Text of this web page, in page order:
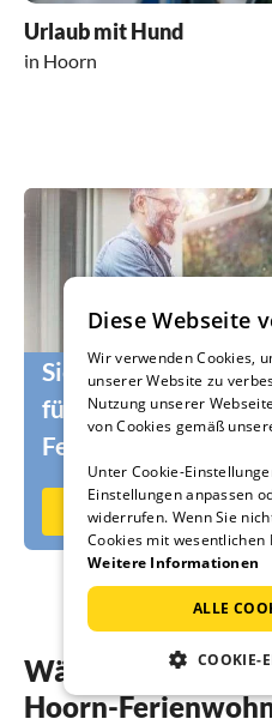
Urlaub mit Hund
in Hoorn
Sie suchen noch die
für Ihr Ferienhaus
Ferienwohnung?
Jetzt auf
Wählen Sie aus 6
Hoorn-
Diese Webseite
Wir verwenden Cookies,
unserer Website zu
Nutzung unserer
von Cookies gemäß
Unter Cookie-
Einstellungen anpassen
widerrufen. Wenn Sie
Cookies mit
Weitere Informationen
ALLE
COOKIE-